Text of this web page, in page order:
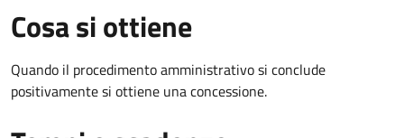
Cosa si ottiene
Quando il procedimento amministrativo si conclude
positivamente si ottiene una concessione.